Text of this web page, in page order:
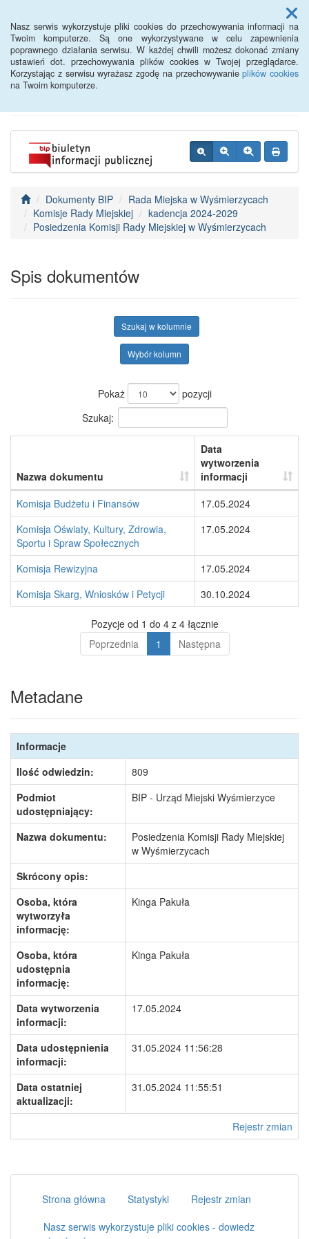
Nasz serwis wykorzystuje pliki cookies do przechowywania informacji na
Twoim komputerze. Są one wykorzystywane w celu zapewnienia
poprawnego działania serwisu. W każdej chwili możesz dokonać zmiany
ustawień dot. przechowywania plików cookies w Twojej przeglądarce.
Korzystając z serwisu wyrażasz zgodę na przechowywanieplików cookies
na Twoim komputerze.
Menu
BIP - Urząd Miejski
Wyśmierzyce
Dokumenty BIP
Rada Miejska w Wyśmierzycach
Komisje Rady Miejskiej
kadencja 2024-2029
Posiedzenia Komisji Rady Miejskiej w Wyśmierzycach
Spis dokumentów
Szukaj w kolumnie
Wybór kolumn
Pokaż
pozycji
Szukaj:
Nazwa dokumentu
Data
wytworzenia
informacji
Komisja Budżetu i Finansów
17.05.2024
Komisja Oświaty, Kultury, Zdrowia,
Sportu i Spraw Społecznych
17.05.2024
Komisja Rewizyjna
17.05.2024
Komisja Skarg, Wniosków i Petycji
30.10.2024
Pozycje od 1 do 4 z 4 łącznie
Poprzednia
1 Następna
Metadane
Informacje
Ilość odwiedzin:
809
Podmiot
udostępniający:
BIP - Urząd Miejski Wyśmierzyce
Nazwa dokumentu:
Posiedzenia Komisji Rady Miejskiej
w Wyśmierzycach
Skrócony opis:
Osoba, która
wytworzyła
informację:
Kinga Pakuła
Osoba, która
udostępnia
informację:
Kinga Pakuła
Data wytworzenia
informacji:
17.05.2024
Data udostępnienia
informacji:
31.05.2024 11:56:28
Data ostatniej
aktualizacji:
31.05.2024 11:55:51
Rejestr zmian
Strona główna Statystyki
Rejestr zmian
Nasz serwis wykorzystuje pliki cookies - dowiedz